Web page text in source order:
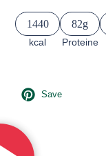
1440
kcal
82g
Proteine
Save